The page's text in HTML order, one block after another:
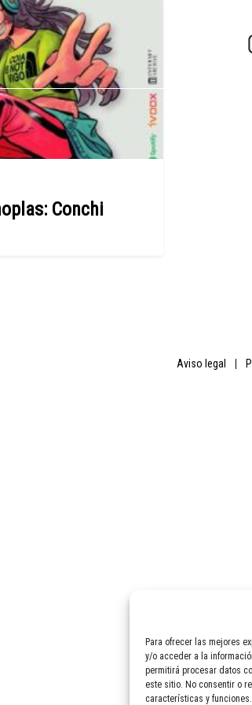
Para ofrecer las mejores
y/o acceder a la
permitirá procesar datos
este sitio. No consentir o
características y funciones.
Conchi
aviso legal